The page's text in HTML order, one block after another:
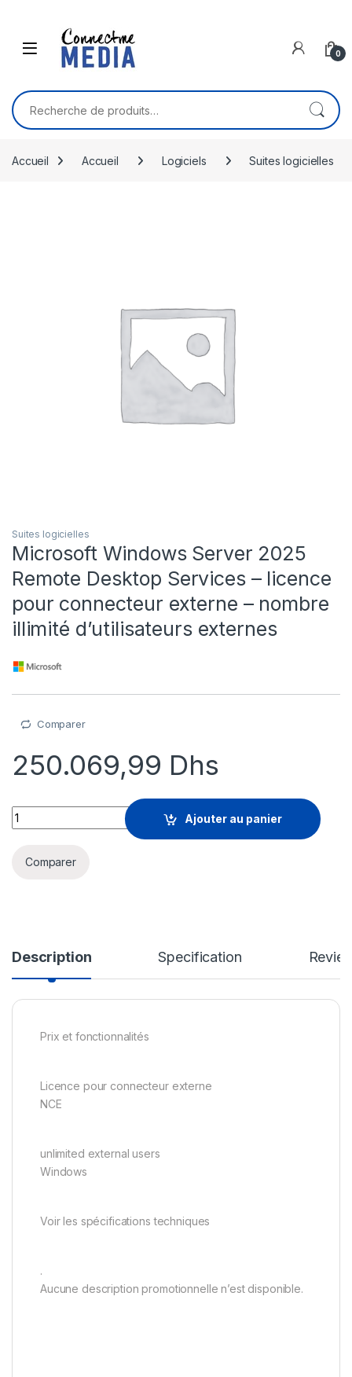
0
Recherche pour :
Accueil Accueil Logiciels Suites logicielles
Suites logicielles
Microsoft Windows Server 2025
Remote Desktop Services – licence
pour connecteur externe – nombre
illimité d’utilisateurs externes
Comparer
250.069,99 Dhs
Microsoft Windows Server 2025 Remote Desktop
Ajouter au panier
Comparer
Description Specification
Prix et fonctionnalités
Licence pour connecteur externe
NCE
unlimited external users
Windows
Voir les spécifications techniques
.
Aucune description promotionnelle n’est disponible.